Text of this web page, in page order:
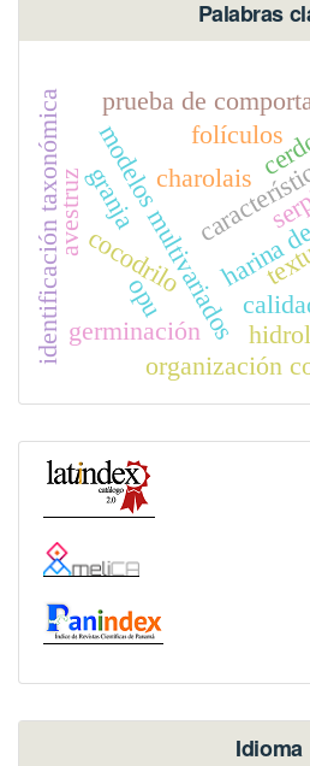
Palabras
modelos multivariados
prueba de
charolais
organización
harina
cocodrilo
avestruz
opu
germinación
folículos
granja
identificación taxonómica
Idioma